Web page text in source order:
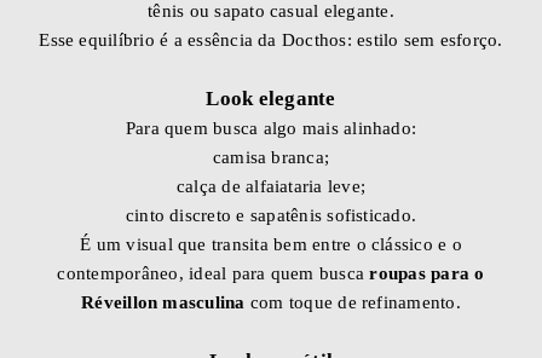
tênis ou sapato casual elegante.
Esse equilíbrio é a essência da Docthos: estilo sem esforço.
Look elegante
Para quem busca algo mais alinhado:
camisa branca;
calça de alfaiataria leve;
cinto discreto e sapatênis sofisticado.
É um visual que transita bem entre o clássico e o
contemporâneo, ideal para quem buscaroupas para o
Réveillon masculina com toque de refinamento.